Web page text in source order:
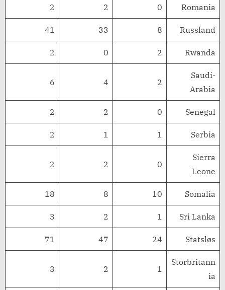
Romania
0
2
2
Russland
8
33
41
Rwanda
2
0
2
Saudi-
Arabia
2
4
6
Senegal
0
2
2
Serbia
1
1
2
Sierra
Leone
0
2
2
Somalia
10
8
18
Sri Lanka
1
2
3
Statsløs
24
47
71
Storbritann
ia
1
2
3